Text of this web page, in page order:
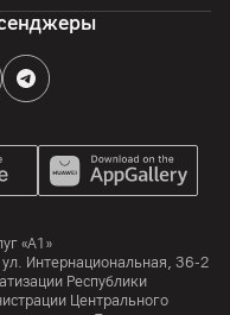
«А1»
ул. Интернациональная, 36-2
Республики
Центрального